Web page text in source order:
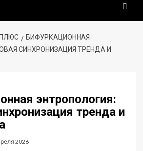
БИФУРКАЦИОННАЯ
СИНХРОНИЗАЦИЯ ТРЕНДА И
энтропология:
тренда и
2026